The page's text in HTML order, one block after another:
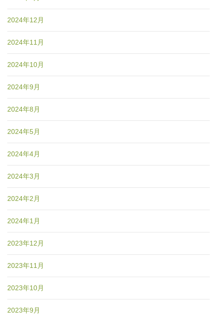
2024年12月
2024年11月
2024年10月
2024年9月
2024年8月
2024年5月
2024年4月
2024年3月
2024年2月
2024年1月
2023年12月
2023年11月
2023年10月
2023年9月